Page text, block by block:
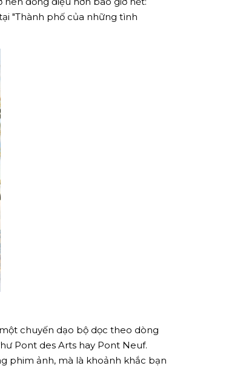
"Thành phố của những tình
chuyến dạo bộ dọc theo dòng
Pont des Arts hay Pont Neuf.
phim ảnh, mà là khoảnh khắc bạn